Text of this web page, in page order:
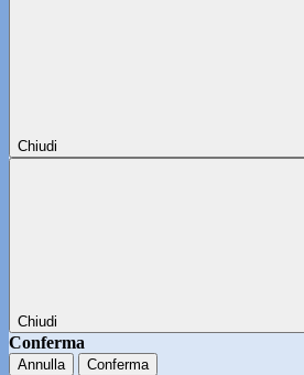
Chiudi
Chiudi
Conferma
Annulla Conferma